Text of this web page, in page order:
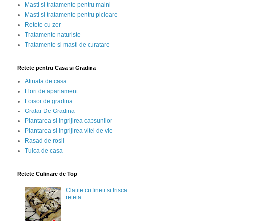
Masti si tratamente pentru maini
Masti si tratamente pentru picioare
Retete cu zer
Tratamente naturiste
Tratamente si masti de curatare
Retete pentru Casa si Gradina
Afinata de casa
Flori de apartament
Foisor de gradina
Gratar De Gradina
Plantarea si ingrijirea capsunilor
Plantarea si ingrijirea vitei de vie
Rasad de rosii
Tuica de casa
Retete Culinare de Top
Clatite cu fineti si frisca
reteta